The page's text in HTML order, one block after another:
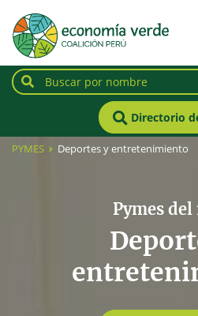
Directorio
PYMES Deportes y entretenimiento
Pymes